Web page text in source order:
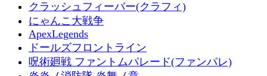
クラッシュフィーバー(クラフィ)
にゃんこ大戦争
ApexLegends
ドールズフロントライン
呪術廻戦 ファントムパレード(ファンパレ)